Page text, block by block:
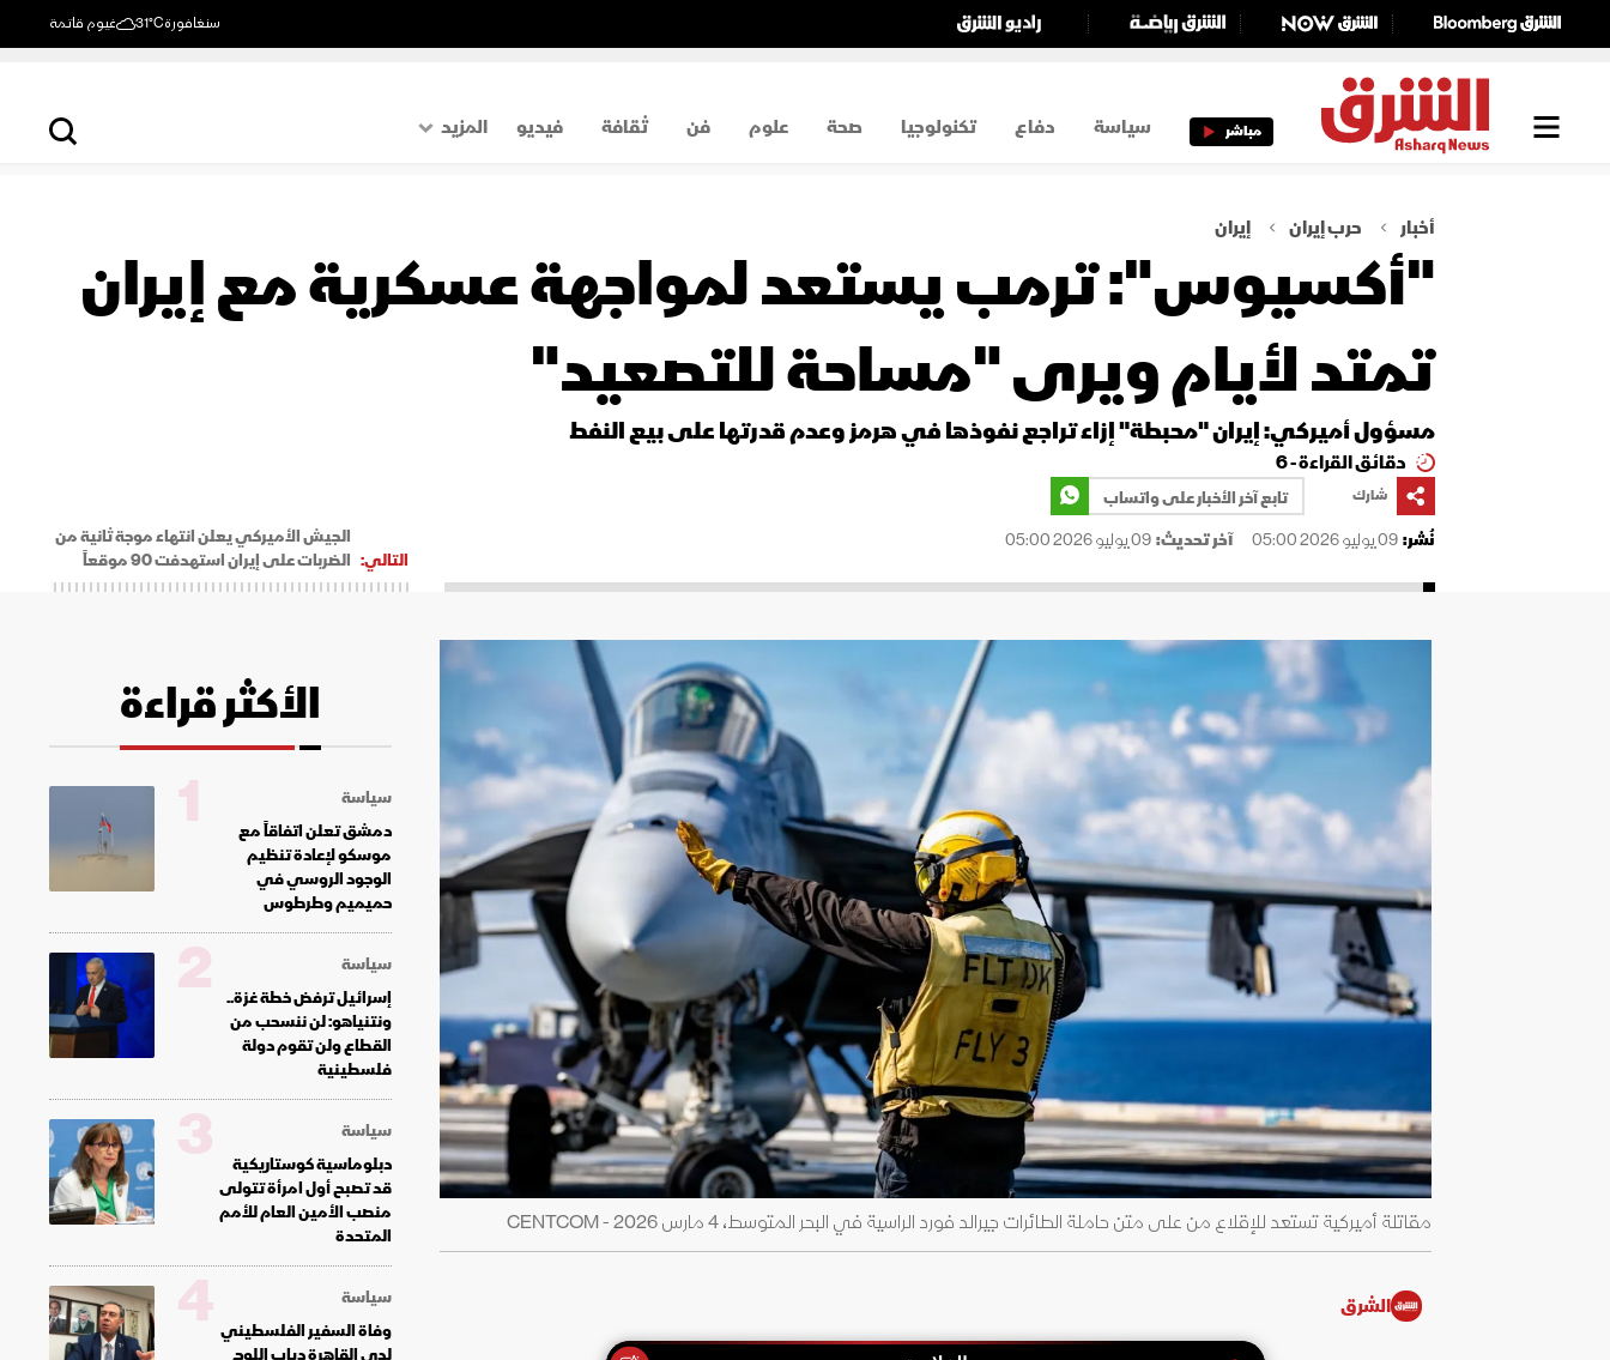
سنغافورة31°C غيوم قاتمة
مباشر سياسة دفاع تكنولوجيا صحة علوم فن ثقافة فيديو
المزيد
اقتصاد
أخبار حرب إيران إيران
"أكسيوس": ترمب يستعد لمواجهة عسكرية مع إيران
تمتد لأيام ويرى "مساحة للتصعيد"
مسؤول أميركي: إيران "محبطة" إزاء تراجع نفوذها في هرمز وعدم قدرتها على بيع النفط
دقائق القراءة - 6
شارك
تابع آخر الأخبار على واتساب
نُشر:09 يوليو 2026 05:00 آخر تحديث:09 يوليو 2026 05:00
التالي:
الجيش الأميركي يعلن انتهاء موجة ثانية من
الضربات على إيران استهدفت 90 موقعاً
مقاتلة أميركية تستعد للإقلاع من على متن حاملة الطائرات جيرالد فورد الراسية في البحر المتوسط، 4 مارس 2026 - CENTCOM
الشرق
الأكثر قراءة
سياسة
دمشق تعلن اتفاقاً مع
موسكو لإعادة تنظيم
الوجود الروسي في
حميميم وطرطوس
1
سياسة
إسرائيل ترفض خطة غزة..
ونتنياهو: لن ننسحب من
القطاع ولن تقوم دولة
فلسطينية
2
سياسة
دبلوماسية كوستاريكية
قد تصبح أول امرأة تتولى
منصب الأمين العام للأمم
المتحدة
3
سياسة
وفاة السفير الفلسطيني 4